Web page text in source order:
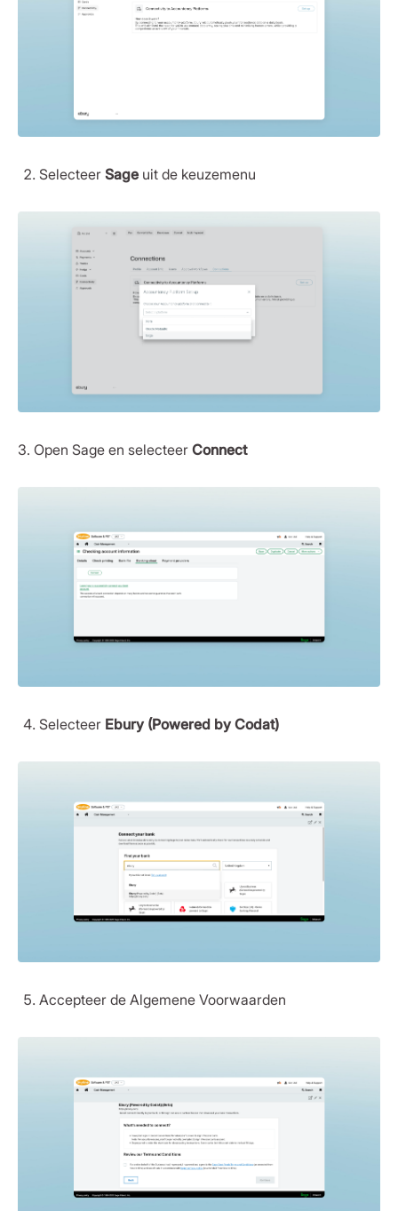
Selecteer Sage uit de keuzemenu
3. Open Sage en selecteer Connect
Selecteer Ebury (Powered by Codat)
Accepteer de Algemene Voorwaarden